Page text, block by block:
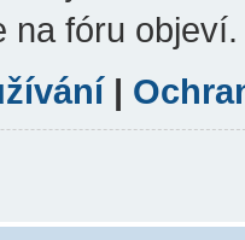
na fóru objeví.
|